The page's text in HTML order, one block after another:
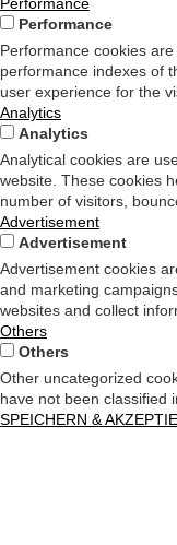
Performance
Performance cookies
performance indexes of
user experience for the
Analytics
Analytics
Analytical cookies are
website. These cookies
number of visitors,
Advertisement
Advertisement
Advertisement cookies
and marketing
websites and collect
Others
Others
Other uncategorized
have not been classified
SPEICHERN &